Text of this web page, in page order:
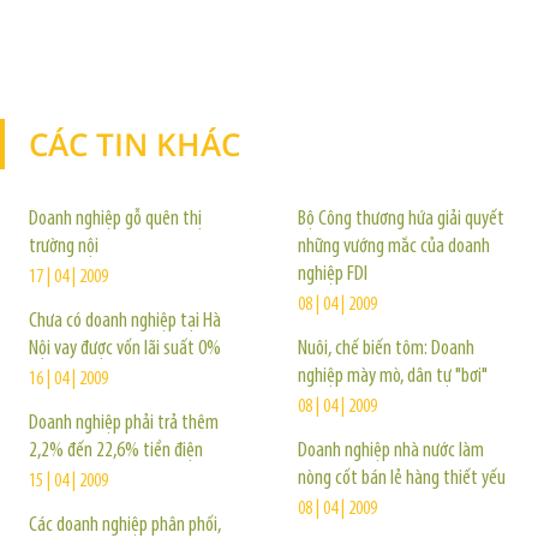
CÁC TIN KHÁC
Doanh nghiệp gỗ quên thị
trường nội
17 | 04 | 2009
Chưa có doanh nghiệp tại Hà
Nội vay được vốn lãi suất 0%
16 | 04 | 2009
Doanh nghiệp phải trả thêm
2,2% đến 22,6% tiền điện
15 | 04 | 2009
Các doanh nghiệp phân phối,
Bộ Công thương hứa giải quyết
những vướng mắc của doanh
nghiệp FDI
08 | 04 | 2009
Nuôi, chế biến tôm: Doanh
nghiệp mày mò, dân tự "bơi"
08 | 04 | 2009
Doanh nghiệp nhà nước làm
nòng cốt bán lẻ hàng thiết yếu
08 | 04 | 2009